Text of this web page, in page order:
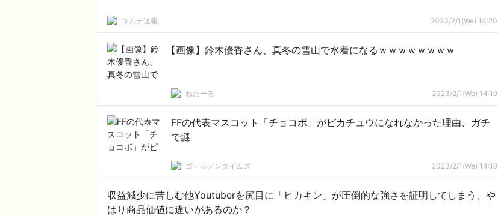
キムチ速報 2023/2/1(We) 14:20
【画像】鈴木優香さん、真冬の雪山で水着になるｗｗｗｗｗｗｗｗ
ねたーる 2023/2/1(We) 14:19
FFの代表マスコット「チョコボ」がピカチュウになれなかった理由、ガチ
で謎
ゴールデンタイムズ 2023/2/1(We) 14:18
収益減少に苦しむ他Youtuberを尻目に「ヒカキン」が圧倒的な強さを証明してしまう、や
はり商品価値に違いがあるのか？